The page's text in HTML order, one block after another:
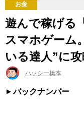
お金
遊んで稼げる
スマホゲーム
いる達人”に
ハッシー橋本
バックナンバー